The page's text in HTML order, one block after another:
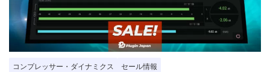
コンプレッサー・ダイナミクス セール情報